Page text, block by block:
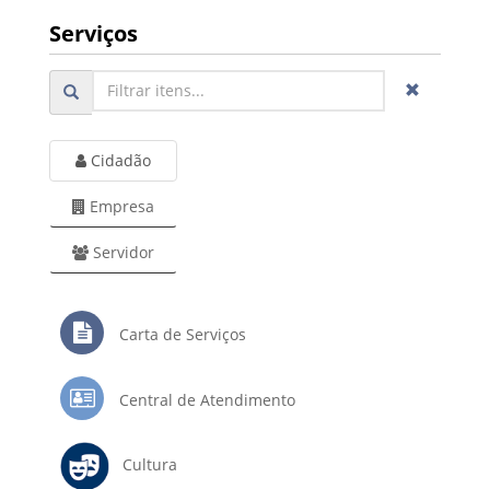
Serviços
Cidadão
Empresa
Servidor
Carta de Serviços
Central de Atendimento
Cultura